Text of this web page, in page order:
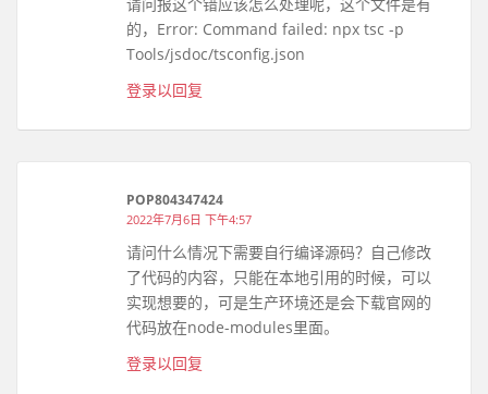
的，Error: Command failed: npx tsc -p
Tools/jsdoc/tsconfig.json
登录以回复
POP804347424
2022年7月6日 下午4:57
请问什么情况下需要自行编译源码？自己修改
了代码的内容，只能在本地引用的时候，可以
实现想要的，可是生产环境还是会下载官网的
代码放在node-modules里面。
登录以回复